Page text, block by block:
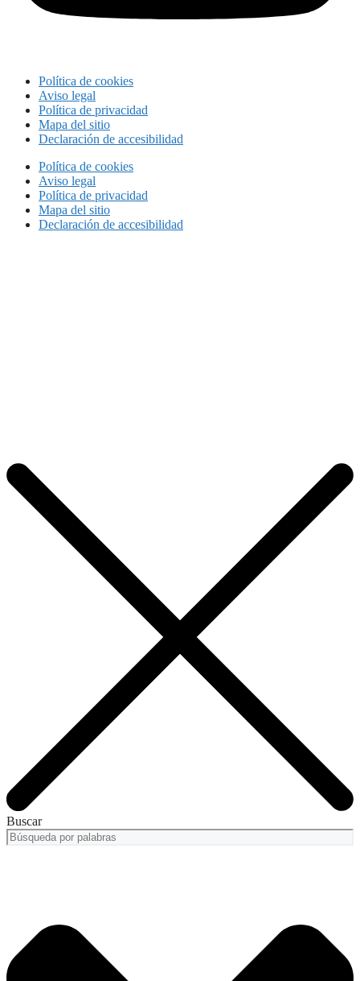
Política de cookies
Aviso legal
Política de privacidad
Mapa del sitio
Declaración de accesibilidad
Política de cookies
Aviso legal
Política de privacidad
Mapa del sitio
Declaración de accesibilidad
Buscar